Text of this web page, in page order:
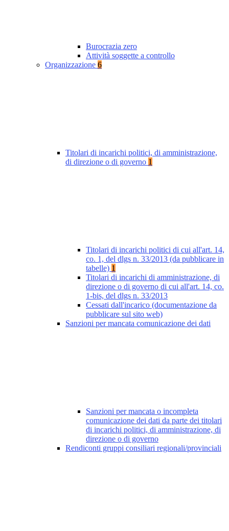
Burocrazia zero
Attività soggette a controllo
Organizzazione 6
Titolari di incarichi politici, di amministrazione,
di direzione o di governo 1
Titolari di incarichi politici di cui all'art. 14,
co. 1, del dlgs n. 33/2013 (da pubblicare in
tabelle) 1
Titolari di incarichi di amministrazione, di
direzione o di governo di cui all'art. 14, co.
1-bis, del dlgs n. 33/2013
Cessati dall'incarico (documentazione da
pubblicare sul sito web)
Sanzioni per mancata comunicazione dei dati
Sanzioni per mancata o incompleta
comunicazione dei dati da parte dei titolari
di incarichi politici, di amministrazione, di
direzione o di governo
Rendiconti gruppi consiliari regionali/provinciali